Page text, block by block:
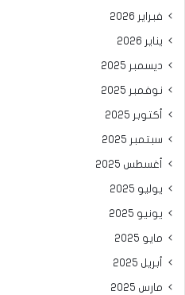
فبراير 2026
يناير 2026
ديسمبر 2025
نوفمبر 2025
أكتوبر 2025
سبتمبر 2025
أغسطس 2025
يوليو 2025
يونيو 2025
مايو 2025
أبريل 2025
مارس 2025